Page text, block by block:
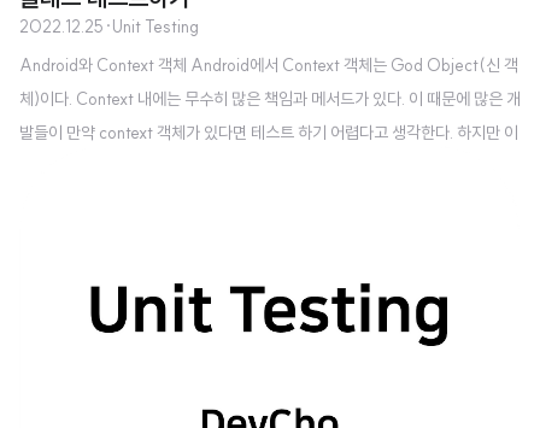
각에 대한 테스트를 작성해보고 왜 실패하는지 이유와 해결책을 알아보자. 안드
로이드에서 제공하는 정적 메서드 테스트 해보기 예를 들어 유저가 가입할 때 id
가 유효한지를 확인하는..
2022.12.25 ·Unit Testing
Android와 Context 객체 Android에서 Context 객체는 God Object(신 객
체)이다. Context 내에는 무수히 많은 책임과 메서드가 있다. 이 때문에 많은 개
발들이 만약 context 객체가 있다면 테스트 하기 어렵다고 생각한다. 하지만 이
스가 있다고 해보자. 이 클래스는 안드로이드에서 리소스를 가져오는 역할을 한
다. class Resourc..